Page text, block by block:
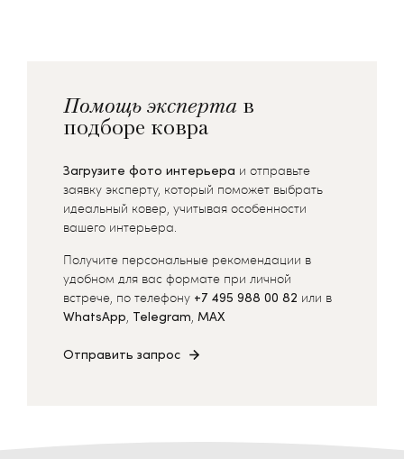
Помощь эксперта в
подборе ковра
Загрузите фото интерьера и отправьте
заявку эксперту, который поможет выбрать
идеальный ковер, учитывая особенности
вашего интерьера.
Получите персональные рекомендации в
удобном для вас формате при личной
встрече, по телефону +7 495 988 00 82 или в
WhatsApp, Telegram, MAX
Отправить запрос